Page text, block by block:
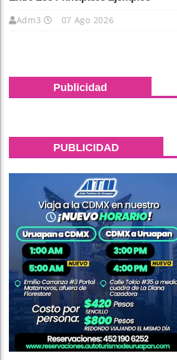
Adm3 07 Ago 2026
Publicidad
PUBLICIDAD